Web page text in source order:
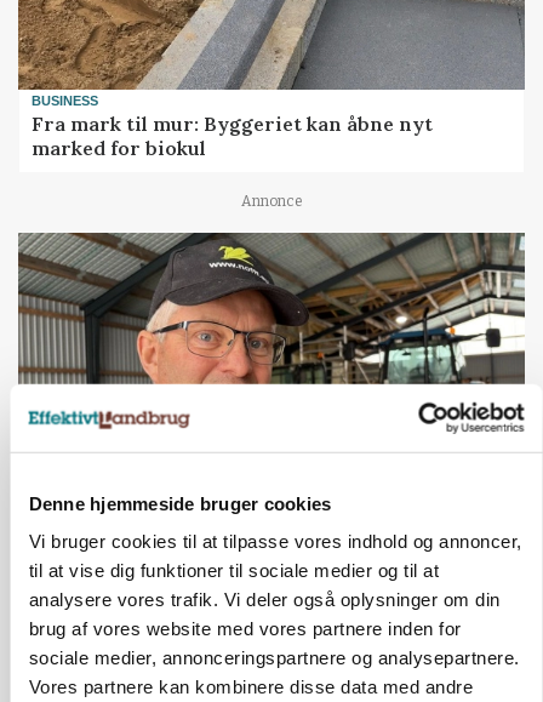
Denne hjemmeside bruger cookies
Vi bruger cookies til at tilpasse vores indhold og annoncer,
til at vise dig funktioner til sociale medier og til at
analysere vores trafik. Vi deler også oplysninger om din
brug af vores website med vores partnere inden for
sociale medier, annonceringspartnere og analysepartnere.
Vores partnere kan kombinere disse data med andre
BUSINESS
Fra mark til mur: Byggeriet kan åbne nyt
marked for biokul
Annonce
»Nu stopper I«: Landbrugsdebattør og
protestgruppe vil demonstrere mod ny
gødskningslov
Annonce